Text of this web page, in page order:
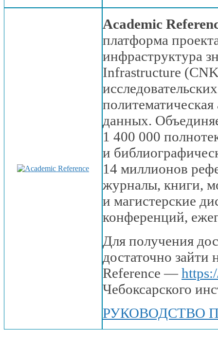
Academic
платформа
инфраструктура
Infrastructure
политематическая
данных.
1 400 000
и
14 миллионов
журналы, книги,
и магистерские
конференций,
Для получения
достаточно зайти
Reference —
Чебоксарского
РУКОВОДСТВО